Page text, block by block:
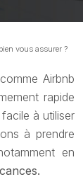
vous assurer ?
Airbnb
rapide
à utiliser
à prendre
en